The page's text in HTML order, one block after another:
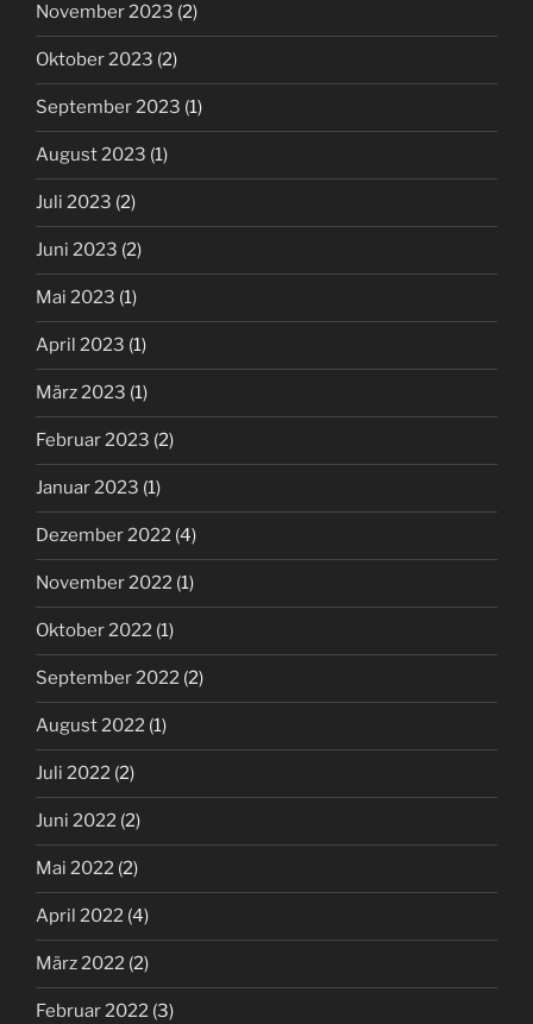
November 2023 (2)
Oktober 2023 (2)
September 2023 (1)
August 2023 (1)
Juli 2023 (2)
Juni 2023 (2)
Mai 2023 (1)
April 2023 (1)
März 2023 (1)
Februar 2023 (2)
Januar 2023 (1)
Dezember 2022 (4)
November 2022 (1)
Oktober 2022 (1)
September 2022 (2)
August 2022 (1)
Juli 2022 (2)
Juni 2022 (2)
Mai 2022 (2)
April 2022 (4)
März 2022 (2)
Februar 2022 (3)